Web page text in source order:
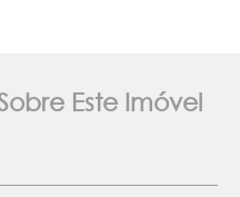
Este Imóvel